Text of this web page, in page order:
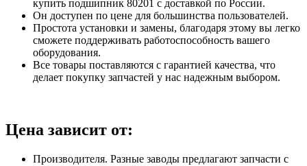
купить подшипник 80201 с доставкой по России.
Он доступен по цене для большинства пользователей.
Простота установки и замены, благодаря этому вы легко
сможете поддерживать работоспособность вашего
оборудования.
Все товары поставляются с гарантией качества, что
делает покупку запчастей у нас надежным выбором.
Цена зависит от:
Производителя. Разные заводы предлагают запчасти с